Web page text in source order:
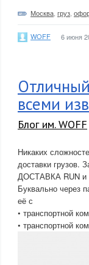
Москва груз
WOFF 6 июня
всеми
Блог им. WOFF
Никаких
доставки грузов.
ДОСТАВКА RUN и
Буквально через
её с
• транспортной
• транспортной